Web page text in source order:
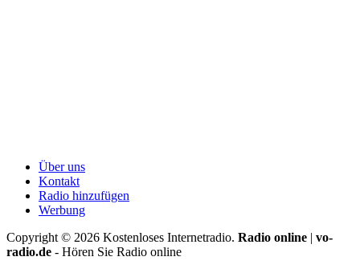
Über uns
Kontakt
Radio hinzufügen
Werbung
Copyright © 2026 Kostenloses Internetradio. Radio online | vo-
radio.de - Hören Sie Radio online